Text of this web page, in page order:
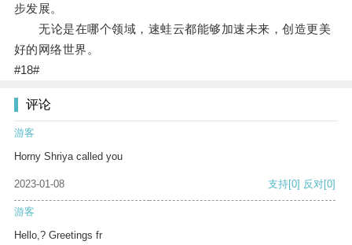
步发展。
无论是在哪个领域，速蛙云都能够加速未来，创造更美
好的网络世界。
#18#
评论
游客
Horny Shriya called you
2023-01-08 支持[0] 反对[0]
游客
Hello,? Greetings fr